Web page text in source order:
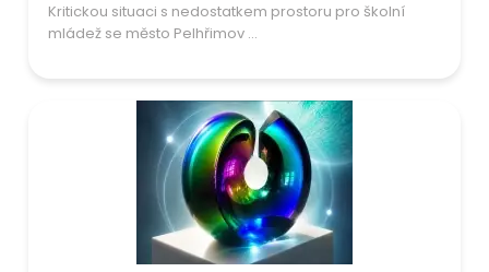
Kritickou situaci s nedostatkem prostoru pro školní
mládež se město Pelhřimov ...